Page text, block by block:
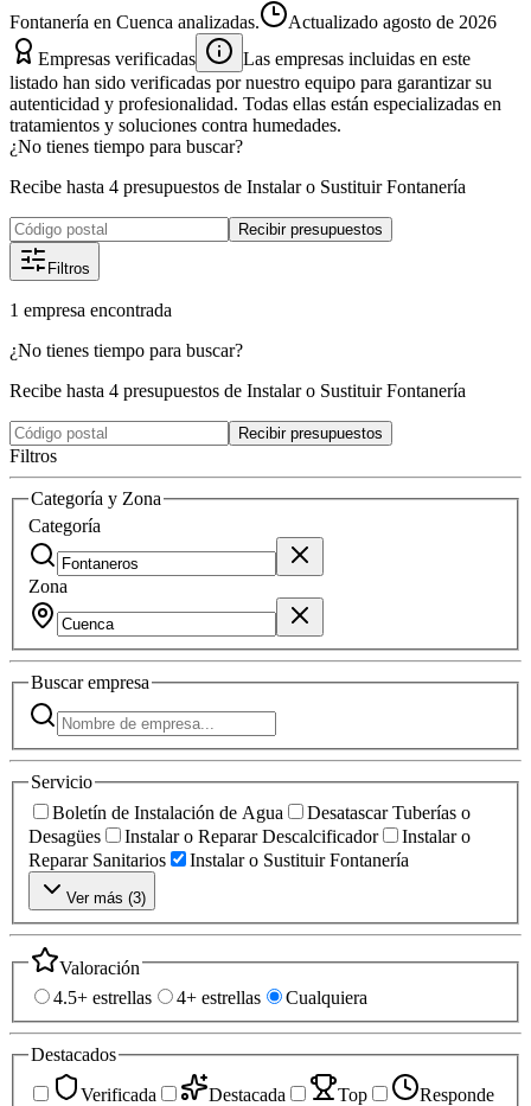
Fontanería en Cuenca analizadas.
Actualizado agosto de 2026
Empresas verificadas
Las empresas incluidas en este
listado han sido verificadas por nuestro equipo para garantizar su
autenticidad y profesionalidad. Todas ellas están especializadas en
tratamientos y soluciones contra humedades.
¿No tienes tiempo para buscar?
Recibe hasta 4 presupuestos de Instalar o Sustituir Fontanería
Recibir presupuestos
Filtros
1 empresa encontrada
¿No tienes tiempo para buscar?
Recibe hasta 4 presupuestos de Instalar o Sustituir Fontanería
Recibir presupuestos
Filtros
Categoría y Zona
Categoría
Zona
Buscarempresa
Servicio
Boletín de Instalación de Agua
Desatascar Tuberías o
Desagües
Instalar o Reparar Descalcificador
Instalar o
Reparar Sanitarios
Instalar o Sustituir Fontanería
Ver más (3)
Valoración
4.5+ estrellas
4+ estrellas Cualquiera
Destacados
Verificada
Destacada Top
Responde